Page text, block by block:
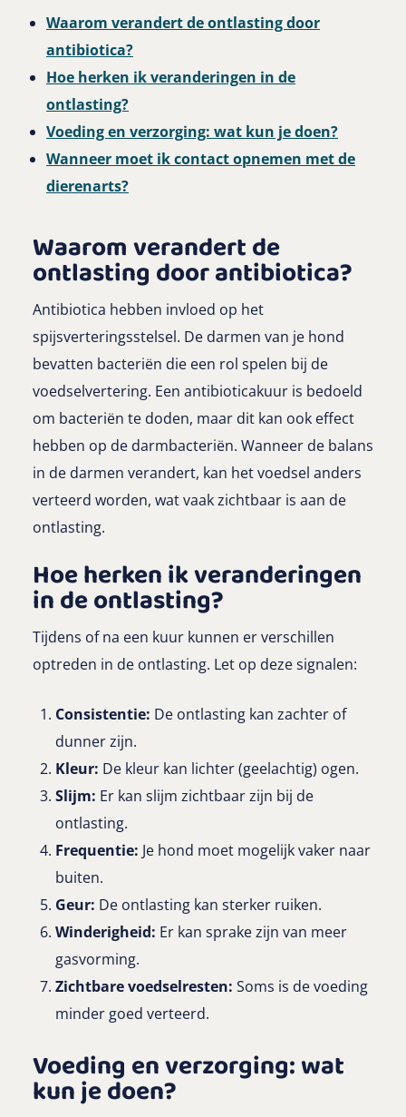
Waarom verandert de ontlasting door
antibiotica?
Hoe herken ik veranderingen in de
ontlasting?
Voeding en verzorging: wat kun je doen?
Wanneer moet ik contact opnemen met de
dierenarts?
Waarom verandert de
ontlasting door antibiotica?
Antibiotica hebben invloed op het
spijsverteringsstelsel. De darmen van je hond
bevatten bacteriën die een rol spelen bij de
voedselvertering. Een antibioticakuur is bedoeld
om bacteriën te doden, maar dit kan ook effect
hebben op de darmbacteriën. Wanneer de balans
in de darmen verandert, kan het voedsel anders
verteerd worden, wat vaak zichtbaar is aan de
ontlasting.
Hoe herken ik veranderingen
in de ontlasting?
Tijdens of na een kuur kunnen er verschillen
optreden in de ontlasting. Let op deze signalen:
Consistentie: De ontlasting kan zachter of
dunner zijn.
Kleur: De kleur kan lichter (geelachtig) ogen.
Slijm: Er kan slijm zichtbaar zijn bij de
ontlasting.
Frequentie: Je hond moet mogelijk vaker naar
buiten.
Geur: De ontlasting kan sterker ruiken.
Winderigheid: Er kan sprake zijn van meer
gasvorming.
Zichtbare voedselresten: Soms is de voeding
minder goed verteerd.
Voeding en verzorging: wat
kun je doen?